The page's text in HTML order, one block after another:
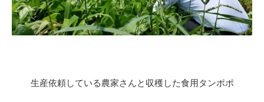
生産依頼している農家さんと収穫した食用タンポポ